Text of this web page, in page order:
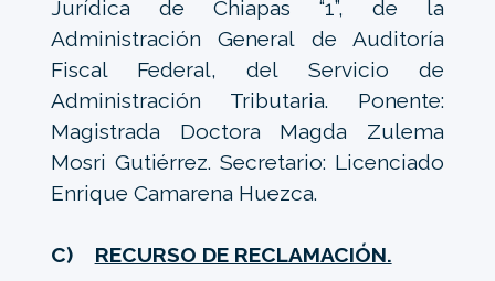
Jurídica de Chiapas “1”, de la
Administración General de Auditoría
Fiscal Federal, del Servicio de
Administración Tributaria. Ponente:
Magistrada Doctora Magda Zulema
Mosri Gutiérrez. Secretario: Licenciado
Enrique Camarena Huezca.
C) RECURSO DE RECLAMACIÓN.